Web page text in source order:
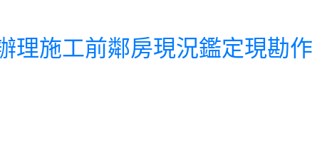
理施工前鄰房現況鑑定現勘作